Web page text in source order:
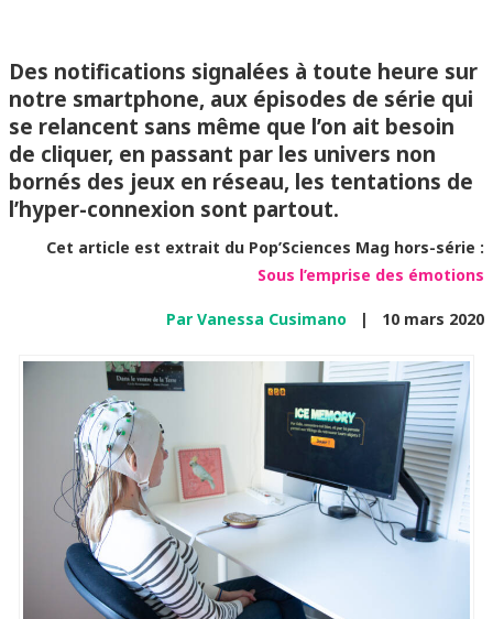
Des notifications signalées à toute heure sur
notre smartphone, aux épisodes de série qui
se relancent sans même que l’on ait besoin
de cliquer, en passant par les univers non
bornés des jeux en réseau, les tentations de
l’hyper-connexion sont partout.
Cet article est extrait du Pop’Sciences Mag hors-série :
Sous l’emprise des émotions
Par Vanessa Cusimano | 10 mars 2020